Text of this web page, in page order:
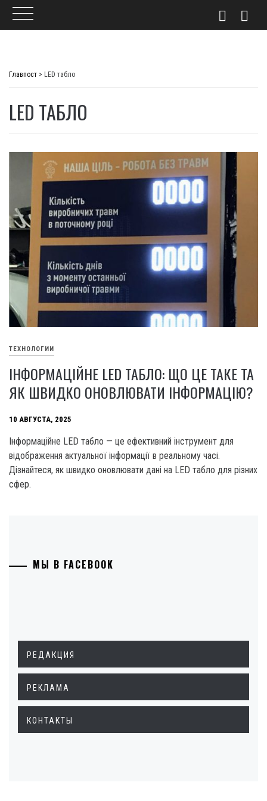
Главпост > LED табло
LED ТАБЛО
ТЕХНОЛОГИИ
ІНФОРМАЦІЙНЕ LED ТАБЛО: ЩО ЦЕ ТАКЕ ТА
ЯК ШВИДКО ОНОВЛЮВАТИ ІНФОРМАЦІЮ?
10 АВГУСТА, 2025
Інформаційне LED табло — це ефективний інструмент для
відображення актуальної інформації в реальному часі.
Дізнайтеся, як швидко оновлювати дані на LED табло для різних
сфер.
МЫ В FACEBOOK
РЕДАКЦИЯ
РЕКЛАМА
КОНТАКТЫ